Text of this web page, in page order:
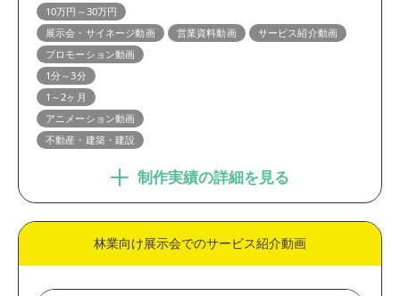
10万円～30万円
展示会・サイネージ動画
営業資料動画
サービス紹介動画
プロモーション動画
1分～3分
1～2ヶ月
アニメーション動画
不動産・建築・建設
制作実績の詳細を見る
林業向け展示会でのサービス紹介動画